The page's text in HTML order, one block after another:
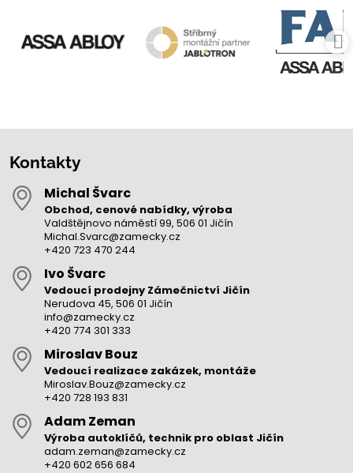
Kontakty
Michal Švarc
Obchod, cenové nabídky, výroba
Valdštějnovo náměstí 99, 506 01 Jičín
Michal.Svarc@zamecky.cz
+420 723 470 244
Ivo Švarc
Vedoucí prodejny Zámečnictví Jičín
Nerudova 45, 506 01 Jičín
info@zamecky.cz
+420 774 301 333
Miroslav Bouz
Vedoucí realizace zakázek, montáže
Miroslav.Bouz@zamecky.cz
+420 728 193 831
Adam Zeman
Výroba autoklíčů, technik pro oblast Jičín
adam.zeman@zamecky.cz
+420 602 656 684